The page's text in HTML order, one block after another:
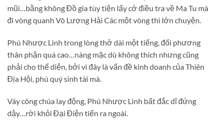
mũi…bằng không Đồ gia tùy tiện lấy cớ điều tra về Ma Tu mà
đi vòng quanh Vô Lượng Hải Các một vòng thì lớn chuyện.
Phú Nhược Linh trong lòng thở dài một tiếng, đối phương
thân phận quá cao…nàng mặc dù không thích nhưng cũng
phải cho thể diện, bởi vì đây là vấn đề kinh doanh của Thiên
Địa Hội, phú quý sinh tài mà.
Váy công chúa lay động, Phú Nhược Linh bất đắc dĩ đứng
dậy…rời khỏi Đại Điện tiến ra ngoài.